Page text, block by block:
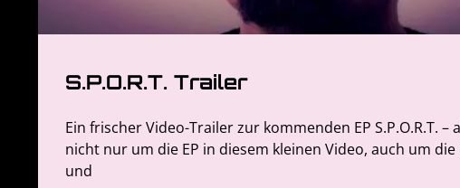
S.P.O.R.T. Trailer
Ein frischer Video-Trailer zur kommenden EP S.P.O.R.T. –
nicht nur um die EP in diesem kleinen Video, auch um die
und